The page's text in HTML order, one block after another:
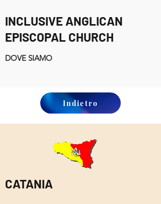
INCLUSIVE ANGLICAN
EPISCOPAL CHURCH
DOVE SIAMO
Indietro
CATANIA